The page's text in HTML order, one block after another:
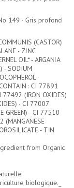
149 - Gris profond
(CASTOR)
- ZINC
OIL* - ARGANIA
- SODIUM
-
: CI 77891
77492 (IRON OXIDES)
- CI 77007
GREEN) - CI 77510
(MANGANESE
- TIN
from Organic
biologique._